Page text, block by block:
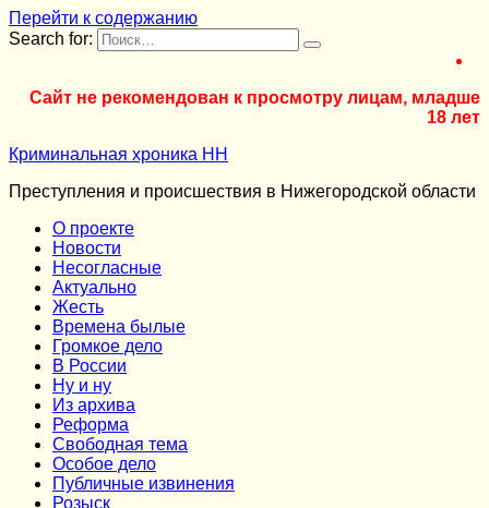
Перейти к содержанию
Search for:
Сайт не рекомендован к просмотру лицам, младше
18 лет
Криминальная хроника НН
Преступления и происшествия в Нижегородской области
О проекте
Новости
Несогласные
Актуально
Жесть
Времена былые
Громкое дело
В России
Ну и ну
Из архива
Реформа
Cвободная тема
Особое дело
Публичные извинения
Розыск